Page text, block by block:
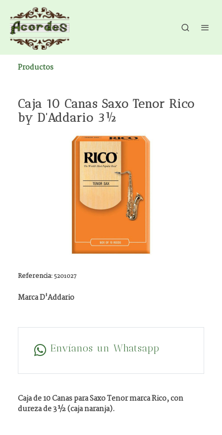
Productos
Caja 10 Canas Saxo Tenor Rico
by D'Addario 3½
Referencia:5201027
Marca D'Addario
Envíanos un Whatsapp
Caja de 10 Canas para Saxo Tenor marca Rico, con
dureza de 3½ (caja naranja).